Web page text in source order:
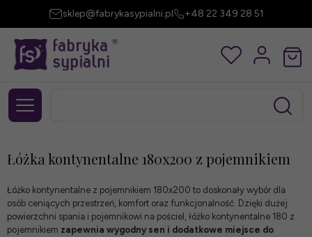
sklep@fabrykasypialni.pl +48 22 349 28 51
Łóżka kontynentalne 180x200 z pojemnikiem
Łóżko kontynentalne z pojemnikiem 180x200 to doskonały wybór dla
osób ceniących przestrzeń, komfort oraz funkcjonalność. Dzięki dużej
powierzchni spania i pojemnikowi na pościel, łóżko kontynentalne 180 z
pojemnikiem zapewnia wygodny sen i dodatkowe miejsce do